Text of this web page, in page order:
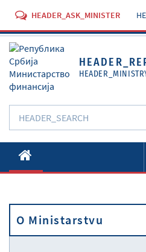
HEADER_ASK_MINISTER
O Ministarstvu
Aktivnosti
Propisi
O Ministarstvu